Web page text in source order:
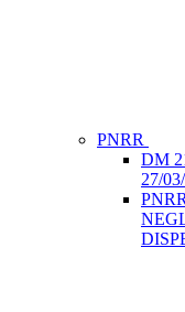
PNRR
DM
27/